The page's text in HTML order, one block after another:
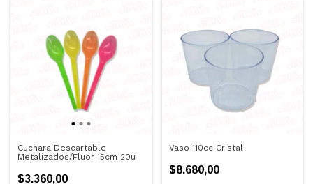
Cuchara Descartable
Metalizados/Fluor 15cm 20u
$3.360,00
Vaso 110cc Cristal
$8.680,00